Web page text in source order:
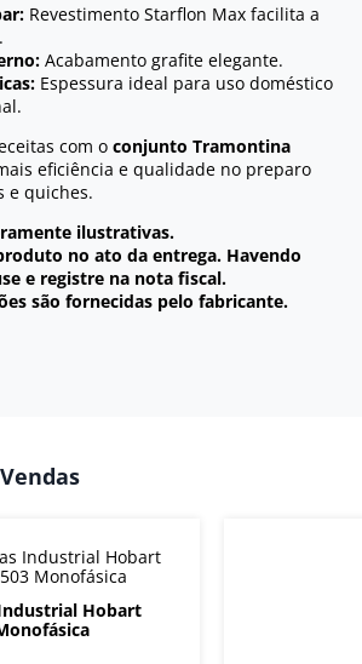
Revestimento Starflon Max facilita a
Acabamento grafite elegante.
Espessura ideal para uso doméstico
com o conjunto Tramontina
eficiência e qualidade no preparo
e quiches.
ilustrativas.
no ato da entrega. Havendo
e registre na nota fiscal.
são fornecidas pelo fabricante.
Hobart